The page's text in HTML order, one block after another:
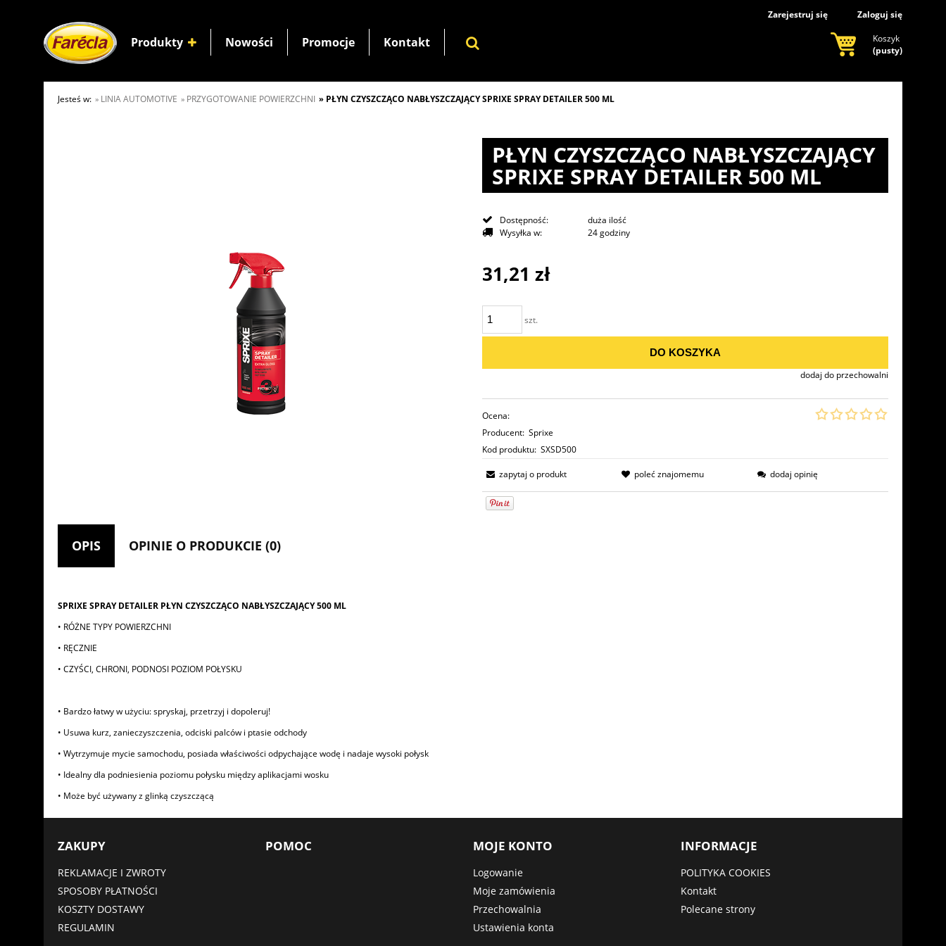
Zarejestruj się
Zaloguj się
Koszyk
(pusty)
Produkty Nowości Promocje Kontakt
Jesteś w: » LINIA AUTOMOTIVE » PRZYGOTOWANIE POWIERZCHNI » PŁYN CZYSZCZĄCO NABŁYSZCZAJĄCY SPRIXE SPRAY DETAILER 500 ML
PŁYN CZYSZCZĄCO NABŁYSZCZAJĄCY
SPRIXE SPRAY DETAILER 500 ML
Dostępność:
duża ilość
Wysyłka w:
24 godziny
31,21 zł
szt.
DO KOSZYKA
dodaj do przechowalni
Ocena:
Producent: Sprixe
Kod produktu: SXSD500
zapytaj o produkt poleć znajomemu dodaj opinię
OPIS OPINIE O PRODUKCIE (0)
SPRIXE SPRAY DETAILER PŁYN CZYSZCZĄCO NABŁYSZCZAJĄCY 500 ML
• RÓŻNE TYPY POWIERZCHNI
• RĘCZNIE
• CZYŚCI, CHRONI, PODNOSI POZIOM POŁYSKU
• Bardzo łatwy w użyciu: spryskaj, przetrzyj i dopoleruj!
• Usuwa kurz, zanieczyszczenia, odciski palców i ptasie odchody
• Wytrzymuje mycie samochodu, posiada właściwości odpychające wodę i nadaje wysoki połysk
• Idealny dla podniesienia poziomu połysku między aplikacjami wosku
• Może być używany z glinką czyszczącą
ZAKUPY
REKLAMACJE I ZWROTY
SPOSOBY PŁATNOŚCI
KOSZTY DOSTAWY
REGULAMIN
POMOC MOJE KONTO
Logowanie
Moje zamówienia
Przechowalnia
Ustawienia konta
INFORMACJE
POLITYKA COOKIES
Kontakt
Polecane strony